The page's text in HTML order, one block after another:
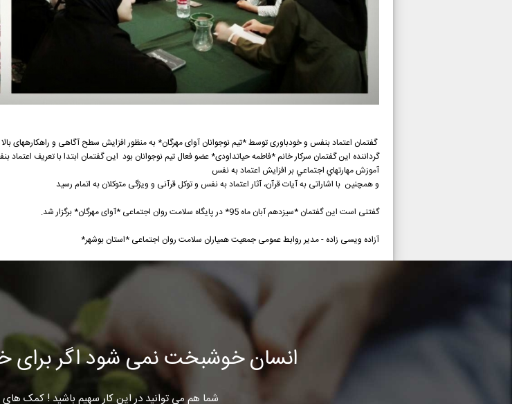
گفتمان اعتماد بنفس و خودباوری توسط *تیم نوجوانان آوای مهرگان* به منظور افزایش سطح آگاهی و راهکارههای بالا
گرداننده این گفتمان سرکار خانم *فاطمه حیاتداودی* عضو فعال تیم نوجوانان بود این گفتمان ابتدا با تعریف
آﻣﻮزش ﻣﻬﺎرﺗﻬﺎي اﺟﺘﻤﺎﻋﻲ ﺑﺮ اﻓﺰاﻳﺶ اﻋﺘﻤﺎد ﺑﻪ ﻧﻔﺲ
و همچنین با اشاراتی به آیات قرآن، آثار اعتماد به نفس و توکل قرآنی و ویژگی متوکلان به اتمام رسید
گفتنی است این گفتمان *سیزدهم آبان ماه 95* در پایگاه سلامت روان اجتماعی *آوای مهرگان* برگزار شد.
آزاده ویسی زاده - مدیر روابط عمومی جمعیت همیاران سلامت روان اجتماعی *استان بوشهر*
انسان خوشبخت نمی شود اگر برای
شما هم می توانید در این کار سهیم باشید ! کمک